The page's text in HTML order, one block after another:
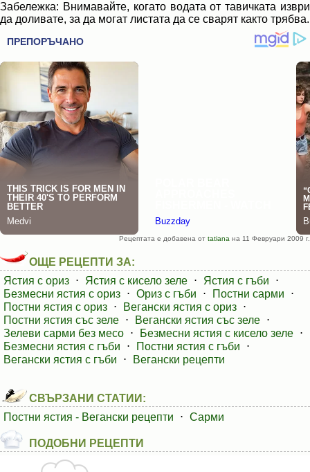
Забележка: Внимавайте, когато водата от тавичката изври
да доливате, за да могат листата да се сварят както трябва.
Рецептата е добавена от tatiana на 11 Февруари 2009 г.
ОЩЕ РЕЦЕПТИ ЗА:
Ястия с ориз ⋅ Ястия с кисело зеле ⋅ Ястия с гъби
⋅
Безмесни ястия с ориз ⋅ Ориз с гъби ⋅ Постни сарми
⋅
Постни ястия с ориз ⋅ Вегански ястия с ориз ⋅
Постни ястия със зеле ⋅ Вегански ястия със зеле ⋅
Зелеви сарми без месо ⋅ Безмесни ястия с кисело зеле ⋅
Безмесни ястия с гъби
⋅ Постни ястия с гъби
⋅
Вегански ястия с гъби
⋅ Вегански рецепти
СВЪРЗАНИ СТАТИИ:
Постни ястия - Вегански рецепти
⋅ Сарми
ПОДОБНИ РЕЦЕПТИ